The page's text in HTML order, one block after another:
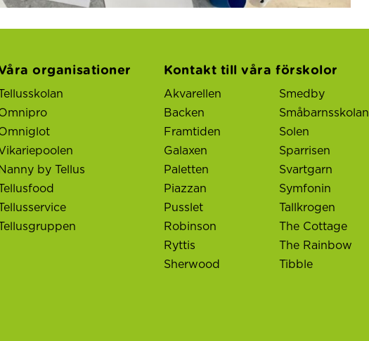
organisationer
Nanny by Tellus
Kontakt till våra förskolor
Akvarellen
Backen
Framtiden
Galaxen
Paletten
Piazzan
Pusslet
Robinson
Ryttis
Sherwood
Smedby
Småbarnsskolan
Solen
Sparrisen
Svartgarn
Symfonin
Tallkrogen
The Cottage
The Rainbow
Tibble